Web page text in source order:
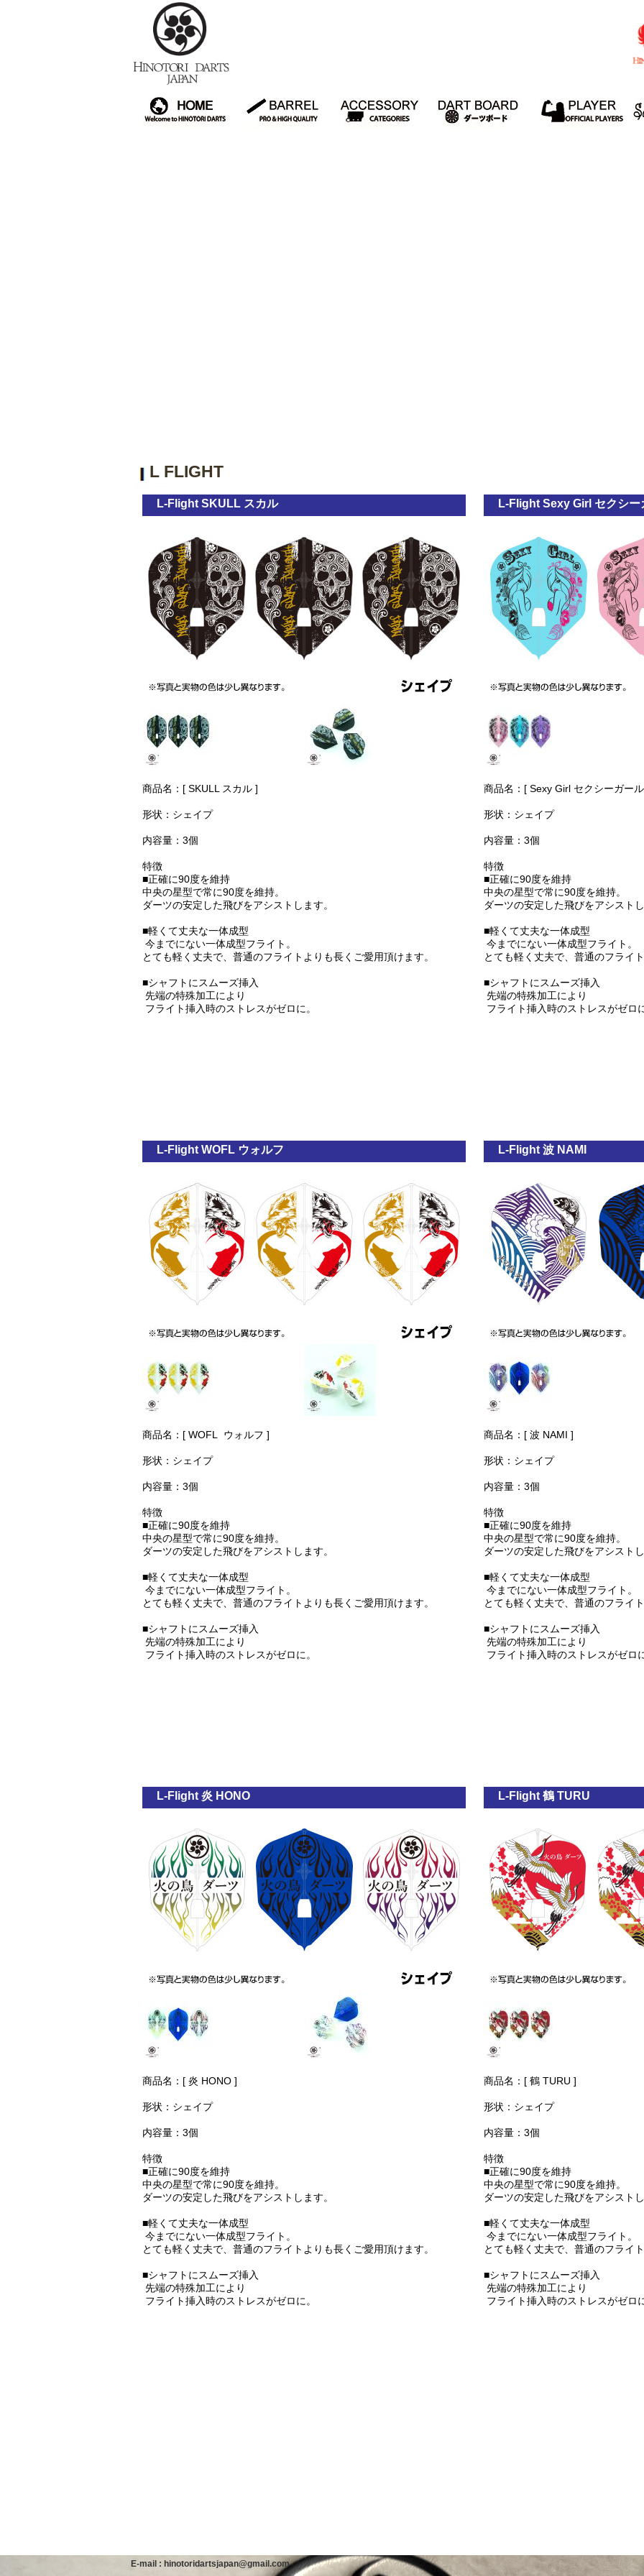
L FLIGHT
L-Flight SKULL スカル
商品名：[ SKULL スカル ]
形状：シェイプ
内容量：3個
特徴
■正確に90度を維持
中央の星型で常に90度を維持。
ダーツの安定した飛びをアシストします。
■軽くて丈夫な一体成型
今までにない一体成型フライト。
とても軽く丈夫で、普通のフライトよりも長くご愛用頂けます。
■シャフトにスムーズ挿入
先端の特殊加工により
フライト挿入時のストレスがゼロに。
L-Flight Sexy Girl セクシー
商品名：[ Sexy Girl セクシーガー
形状：シェイプ
内容量：3個
特徴
■正確に90度を維持
中央の星型で常に90度を維持。
ダーツの安定した飛びをアシスト
■軽くて丈夫な一体成型
今までにない一体成型フライト。
とても軽く丈夫で、普通のフライ
■シャフトにスムーズ挿入
先端の特殊加工により
フライト挿入時のストレスがゼロ
L-Flight WOFL ウォルフ
商品名：[ WOFL ウォルフ ]
形状：シェイプ
内容量：3個
特徴
■正確に90度を維持
中央の星型で常に90度を維持。
ダーツの安定した飛びをアシストします。
■軽くて丈夫な一体成型
今までにない一体成型フライト。
とても軽く丈夫で、普通のフライトよりも長くご愛用頂けます。
■シャフトにスムーズ挿入
先端の特殊加工により
フライト挿入時のストレスがゼロに。
L-Flight 波 NAMI
商品名：[ 波 NAMI ]
形状：シェイプ
内容量：3個
特徴
■正確に90度を維持
中央の星型で常に90度を維持。
ダーツの安定した飛びをアシスト
■軽くて丈夫な一体成型
今までにない一体成型フライト。
とても軽く丈夫で、普通のフライ
■シャフトにスムーズ挿入
先端の特殊加工により
フライト挿入時のストレスがゼロ
L-Flight 炎 HONO
商品名：[ 炎 HONO ]
形状：シェイプ
内容量：3個
特徴
■正確に90度を維持
中央の星型で常に90度を維持。
ダーツの安定した飛びをアシストします。
■軽くて丈夫な一体成型
今までにない一体成型フライト。
とても軽く丈夫で、普通のフライトよりも長くご愛用頂けます。
■シャフトにスムーズ挿入
先端の特殊加工により
フライト挿入時のストレスがゼロに。
L-Flight 鶴 TURU
商品名：[ 鶴 TURU ]
形状：シェイプ
内容量：3個
特徴
■正確に90度を維持
中央の星型で常に90度を維持。
ダーツの安定した飛びをアシスト
■軽くて丈夫な一体成型
今までにない一体成型フライト。
とても軽く丈夫で、普通のフライ
■シャフトにスムーズ挿入
先端の特殊加工により
フライト挿入時のストレスがゼロ
E-mail : hinotoridartsjapan@gmail.com